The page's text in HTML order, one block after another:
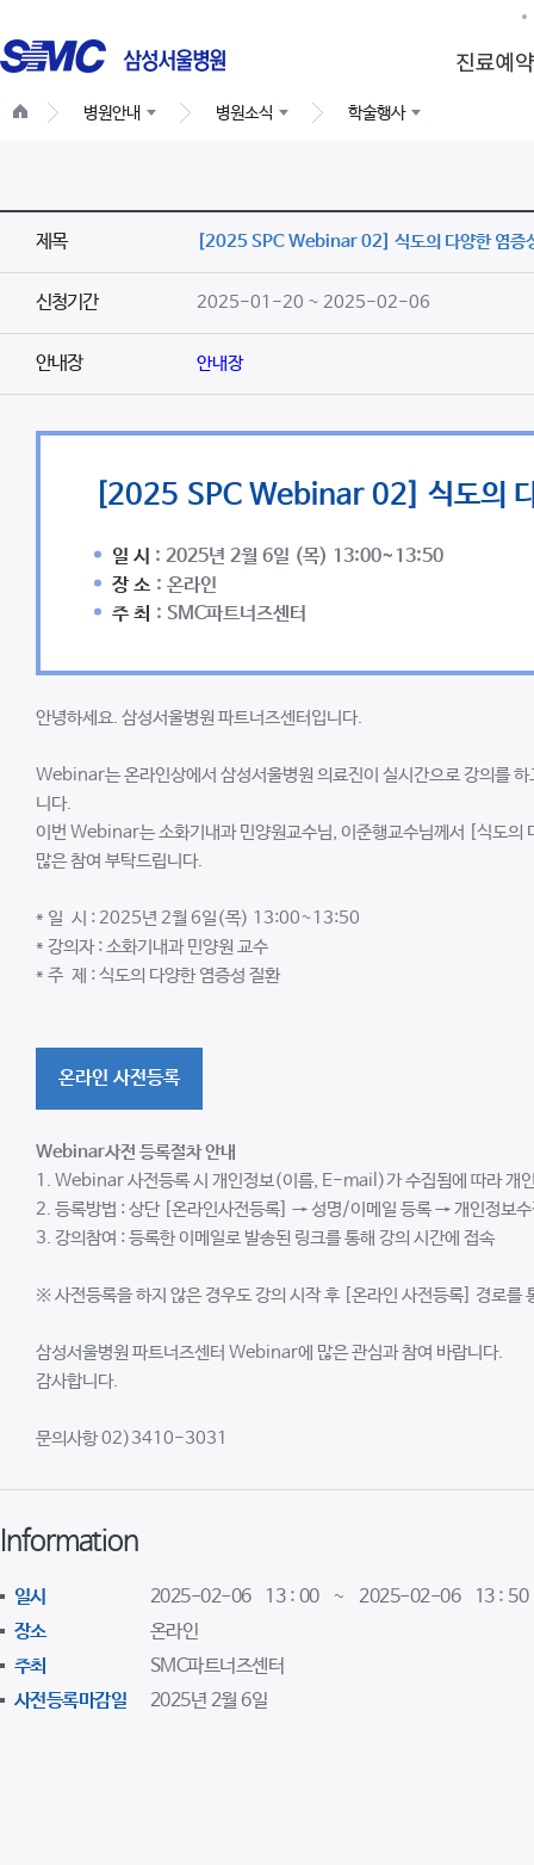
병원안내 병원소식 학술행사
제목 [2025 SPC Webinar 02] 식도의 다양한 염증
신청기간 2025-01-20 ~ 2025-02-06
안내장 안내장
[2025 SPC Webinar 02] 식도의
일 시 : 2025년 2월 6일 (목) 13:00~13:50
장 소 : 온라인
주 최 : SMC파트너즈센터
안녕하세요. 삼성서울병원 파트너즈센터입니다.
Webinar는 온라인상에서 삼성서울병원 의료진이 실시간으로 강의를
니다.
이번 Webinar는 소화기내과 민양원교수님, 이준행교수님께서 [식도의
많은 참여 부탁드립니다.
* 일 시 : 2025년 2월 6일(목) 13:00~13:50
* 강의자 : 소화기내과 민양원 교수
* 주 제 : 식도의 다양한 염증성 질환
온라인 사전등록
Webinar사전 등록절차 안내
1. Webinar 사전등록 시 개인정보(이름, E-mail)가 수집됨에 따라 개
2. 등록방법 : 상단 [온라인사전등록] → 성명/이메일 등록 → 개인정보
3. 강의참여 : 등록한 이메일로 발송된 링크를 통해 강의 시간에 접속
※ 사전등록을 하지 않은 경우도 강의 시작 후 [온라인 사전등록] 경로를
삼성서울병원 파트너즈센터 Webinar에 많은 관심과 참여 바랍니다.
감사합니다.
문의사항 02)3410-3031
Information
일시
2025-02-06 13 : 00 ~ 2025-02-06 13 : 50
장소
온라인
주최
SMC파트너즈센터
사전등록마감일
2025년 2월 6일